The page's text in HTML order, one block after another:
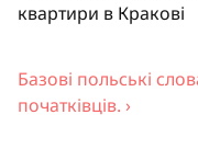
квартири в Кракові
Базові польські
початківців. ›